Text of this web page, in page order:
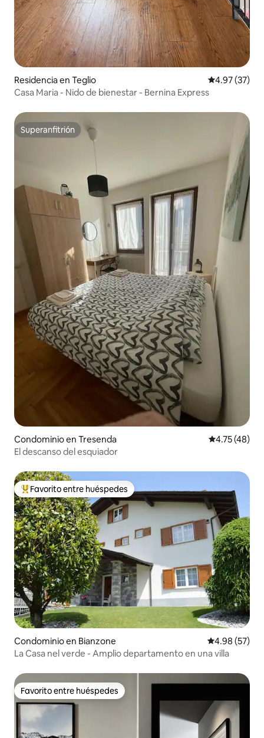
Residencia en Teglio Calificación
4.97 (37)
Casa Maria - Nido de bienestar - Bernina Express
Superanfitrión
Superanfitrión
Condominio en Tresenda Calificación
4.75 (48)
El descanso del esquiador
De los mejores en Favorito entre huéspedes
Favorito entre huéspedes
Condominio en Bianzone Calificación
4.98 (57)
La Casa nel verde - Amplio departamento en una villa
Favorito entre huéspedes
Favorito entre huéspedes